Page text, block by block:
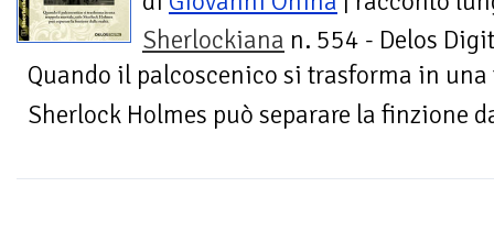
Sherlockiana n. 554 - Delos
Quando il palcoscenico si trasforma in
Sherlock Holmes può separare la finzione